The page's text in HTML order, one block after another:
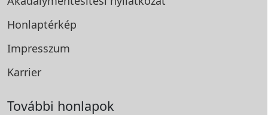
Honlaptérkép
Impresszum
Karrier
További honlapok